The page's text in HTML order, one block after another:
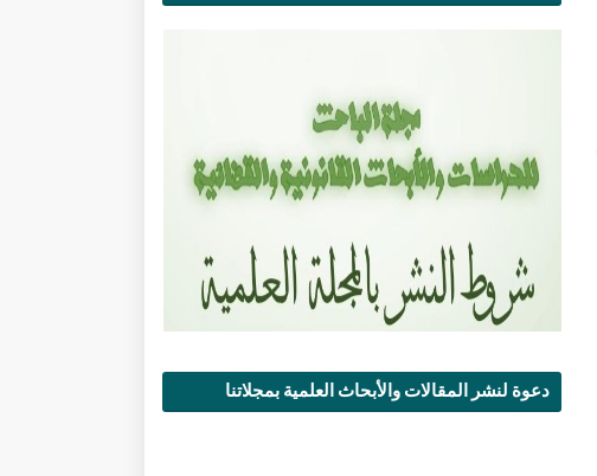
دعوة لنشر المقالات والأبحاث العلمية بمجلاتنا